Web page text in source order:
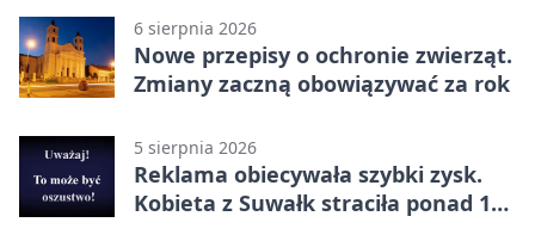
6 sierpnia 2026
Nowe przepisy o ochronie zwierząt.
Zmiany zaczną obowiązywać za rok
5 sierpnia 2026
Reklama obiecywała szybki zysk.
Kobieta z Suwałk straciła ponad 190